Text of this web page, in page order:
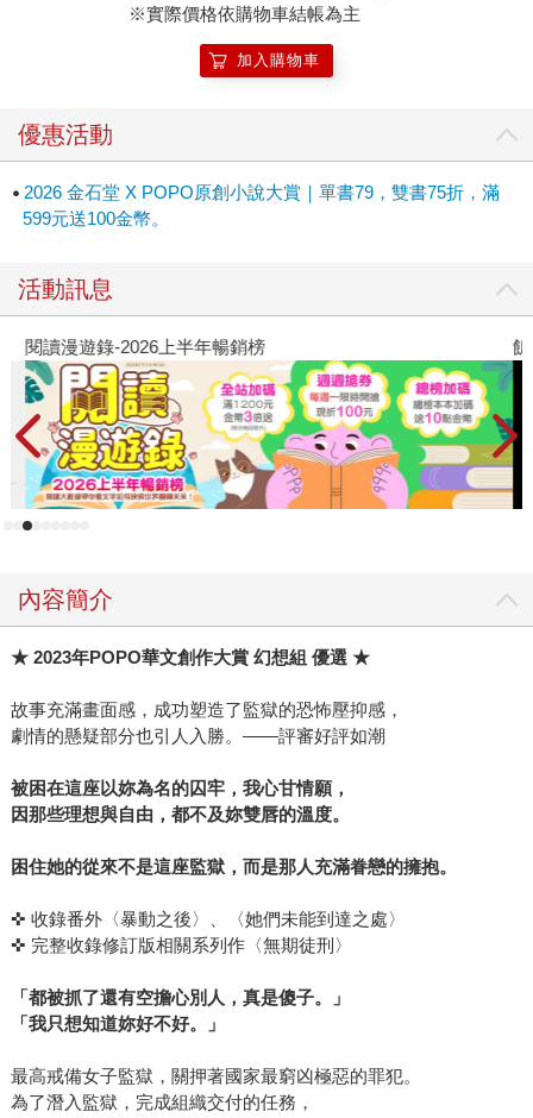
※實際價格依購物車結帳為主
加入購物車
優惠活動
2026 金石堂 X POPO原創小說大賞｜單書79，雙書75折，滿
599元送100金幣。
活動訊息
閱讀漫遊錄-2026上半年暢銷榜
內容簡介
★ 2023年POPO華文創作大賞 幻想組 優選 ★
故事充滿畫面感，成功塑造了監獄的恐怖壓抑感，
劇情的懸疑部分也引人入勝。——評審好評如潮
被困在這座以妳為名的囚牢，我心甘情願，
因那些理想與自由，都不及妳雙唇的溫度。
困住她的從來不是這座監獄，而是那人充滿眷戀的擁抱。
✜ 收錄番外〈暴動之後〉、〈她們未能到達之處〉
✜ 完整收錄修訂版相關系列作〈無期徒刑〉
「都被抓了還有空擔心別人，真是傻子。」
「我只想知道妳好不好。」
最高戒備女子監獄，關押著國家最窮凶極惡的罪犯。
為了潛入監獄，完成組織交付的任務，